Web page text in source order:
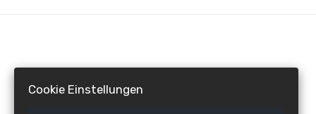
Newsletter abonnieren
Cookie Einstellungen